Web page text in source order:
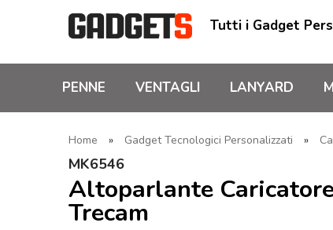
Tutti i Gadget
PENNE VENTAGLI LANYARD
Home » Gadget Tecnologici Personalizzati »
MK6546
Altoparlante
Trecam